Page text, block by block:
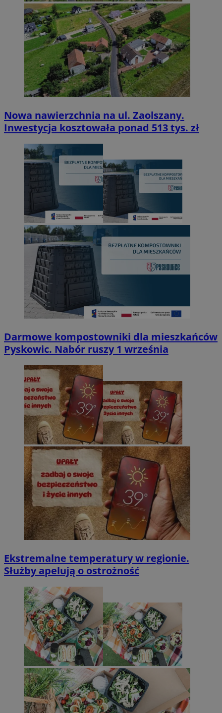
Nowa nawierzchnia na ul. Zaolszany.
Inwestycja kosztowała ponad 513 tys. zł
Darmowe kompostowniki dla mieszkańców
Pyskowic. Nabór ruszy 1 września
Ekstremalne temperatury w regionie.
Służby apelują o ostrożność